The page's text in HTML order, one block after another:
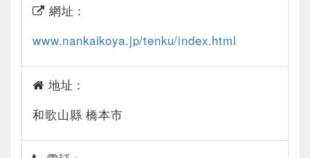
網址：
www.nankaikoya.jp/tenku/index.html
地址：
和歌山縣 橋本市